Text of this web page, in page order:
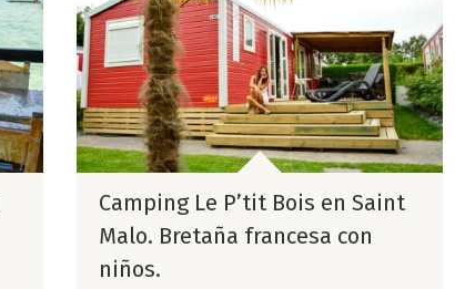
Camping Le P’tit Bois en Saint
Malo. Bretaña francesa con
niños.